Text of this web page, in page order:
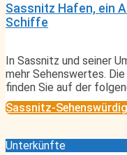
Sassnitz Hafen, ein
Schiffe
In Sassnitz und seiner
mehr Sehenswertes.
finden Sie auf der
Sassnitz-
Unterkünfte